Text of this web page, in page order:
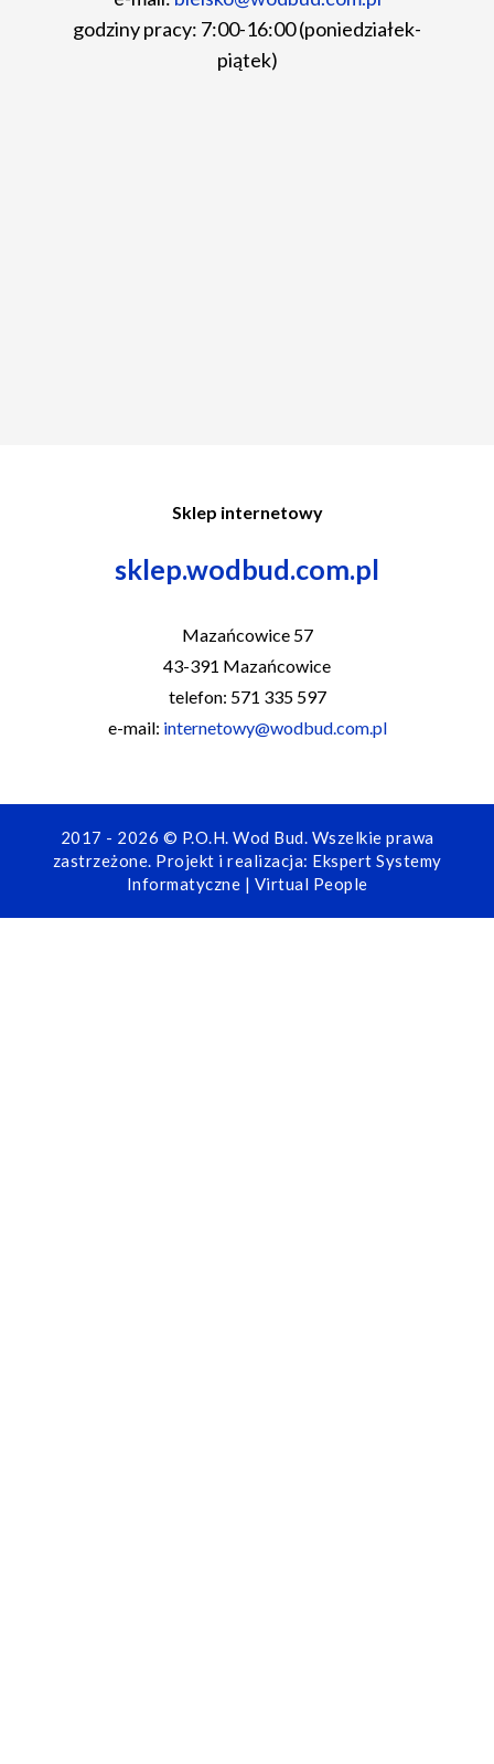
godziny pracy: 7:00-16:00 (poniedziałek-
piątek)
Sklep internetowy
sklep.wodbud.com.pl
Mazańcowice 57
43-391 Mazańcowice
telefon: 571 335 597
e-mail: internetowy@wodbud.com.pl
2017 - 2026 © P.O.H. Wod Bud. Wszelkie prawa
zastrzeżone. Projekt i realizacja: Ekspert Systemy
Informatyczne | Virtual People